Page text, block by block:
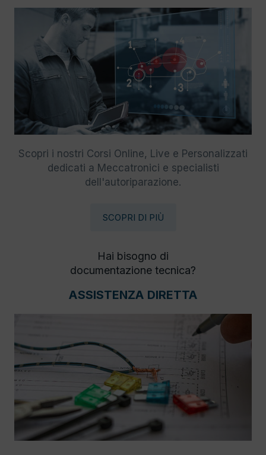
Scopri i nostri Corsi Online, Live e Personalizzati
dedicati a Meccatronici e specialisti
dell'autoriparazione.
SCOPRI DI PIÙ
Hai bisogno di
documentazione tecnica?
ASSISTENZA DIRETTA